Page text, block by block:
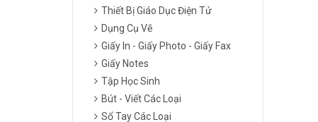
Thiết Bị Giáo Dục Điện Tử
Dụng Cụ Vẽ
Giấy In - Giấy Photo - Giấy Fax
Giấy Notes
Tập Học Sinh
Bút - Viết Các Loại
Sổ Tay Các Loại